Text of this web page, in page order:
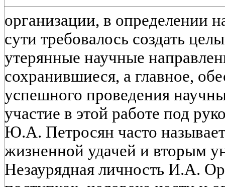
организации, в определении
сути требовалось создать
утерянные научные
сохранившиеся, а главное,
успешного проведения
участие в этой работе под
Ю.А. Петросян часто
жизненной удачей и вторым
Незаурядная личность И.А.